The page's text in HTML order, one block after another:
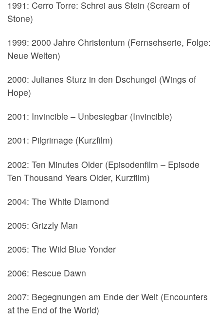
1991: Cerro Torre: Schrei aus Stein (Scream of
Stone)
1999: 2000 Jahre Christentum (Fernsehserie, Folge:
Neue Welten)
2000: Julianes Sturz in den Dschungel (Wings of
Hope)
2001: Invincible – Unbesiegbar (Invincible)
2001: Pilgrimage (Kurzfilm)
2002: Ten Minutes Older (Episodenfilm – Episode
Ten Thousand Years Older, Kurzfilm)
2004: The White Diamond
2005: Grizzly Man
2005: The Wild Blue Yonder
2006: Rescue Dawn
2007: Begegnungen am Ende der Welt (Encounters
at the End of the World)